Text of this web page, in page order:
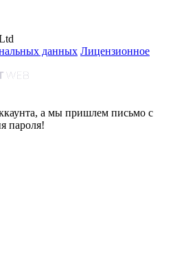
данных Лицензионное
а мы пришлем письмо с
пароля!